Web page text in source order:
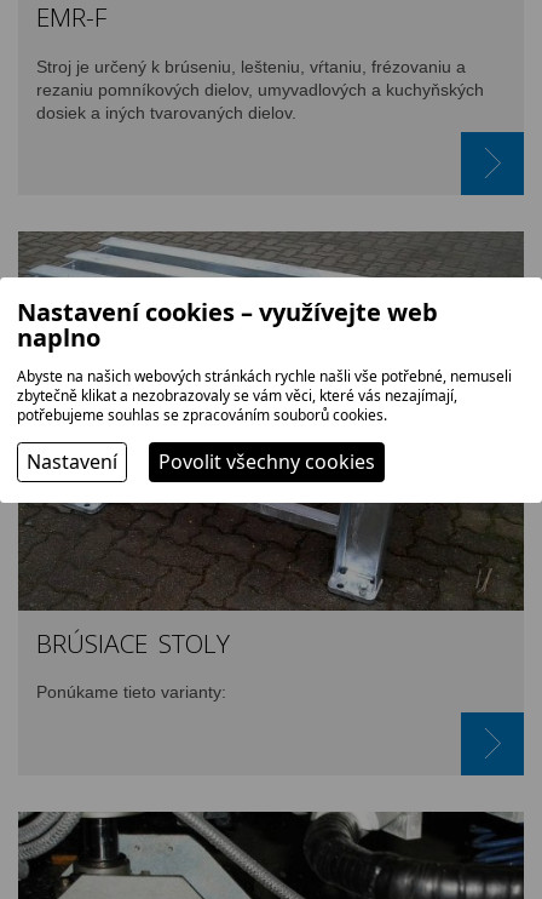
EMR-F
Stroj je určený k brúseniu, lešteniu, vŕtaniu, frézovaniu a
rezaniu pomníkových dielov, umyvadlových a kuchyňských
dosiek a iných tvarovaných dielov.
BRÚSIACE STOLY
Ponúkame tieto varianty:
Nastavení cookies – využívejte web
naplno
Abyste na našich webových stránkách rychle našli vše potřebné, nemuseli
zbytečně klikat a nezobrazovaly se vám věci, které vás nezajímají,
potřebujeme souhlas se zpracováním souborů cookies.
Nastavení Povolit všechny cookies